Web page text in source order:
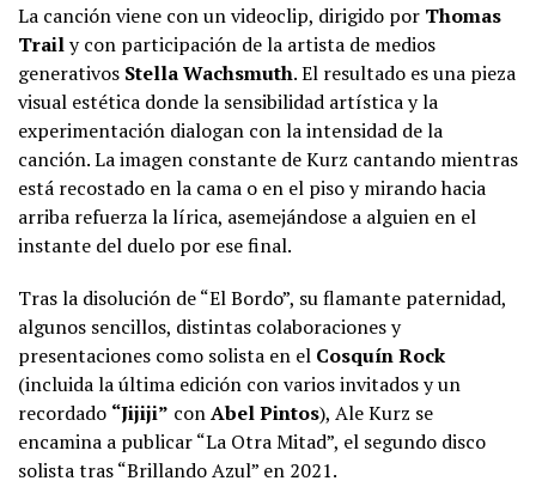
La canción viene con un videoclip, dirigido por Thomas
Traily con participación de la artista de medios
generativos Stella Wachsmuth. El resultado es una pieza
visual estética donde la sensibilidad artística y la
experimentación dialogan con la intensidad de la
canción. La imagen constante de Kurz cantando mientras
está recostado en la cama o en el piso y mirando hacia
arriba refuerza la lírica, asemejándose a alguien en el
instante del duelo por ese final.
Tras la disolución de “El Bordo”, su flamante paternidad,
algunos sencillos, distintas colaboraciones y
presentaciones como solista en el Cosquín Rock
(incluida la última edición con varios invitados y un
recordado “Jijiji” conAbel Pintos), Ale Kurz se
encamina a publicar “La Otra Mitad”, el segundo disco
solista tras “Brillando Azul” en 2021.